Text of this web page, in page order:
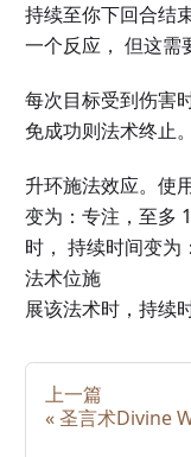
持续至你下回合结
一个反应， 但这需
每次目标受到伤害
免成功则法术终止。
升环施法效应。使
变为：专注，至多
时， 持续时间变为
法术位施
展该法术时，持续
上一篇
«圣言术Divine